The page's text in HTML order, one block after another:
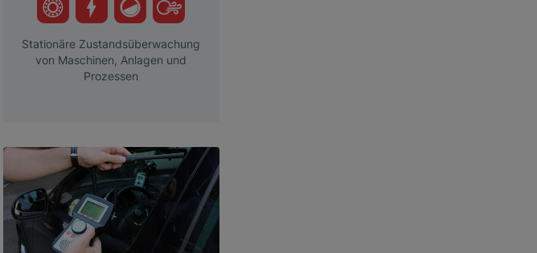
Stationäre Zustandsüberwachung
von Maschinen, Anlagen und
Prozessen